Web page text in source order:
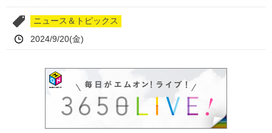
ニュース＆トピックス
2024/9/20(金)